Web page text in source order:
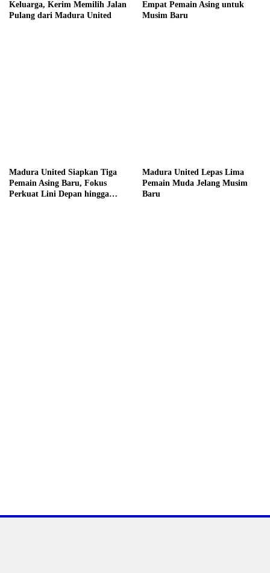
Keluarga, Kerim Memilih Jalan
Pulang dari Madura United
Empat Pemain Asing untuk
Musim Baru
Madura United Siapkan Tiga
Pemain Asing Baru, Fokus
Perkuat Lini Depan hingga
Madura United Lepas Lima
Pemain Muda Jelang Musim
Baru